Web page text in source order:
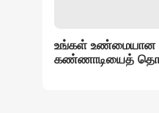
உங்கள் உண்மையான
கண்ணாடியைத்